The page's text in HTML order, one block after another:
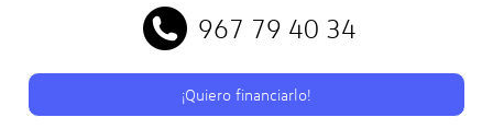
967 79 40 34
¡Quiero financiarlo!